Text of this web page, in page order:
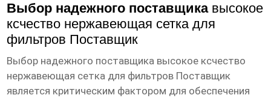
Выбор надежного поставщика высокое
ксчество нержавеющая сетка для
фильтров Поставщик
Выбор надежного поставщика высокое ксчество
нержавеющая сетка для фильтров Поставщик
является критическим фактором для обеспечения